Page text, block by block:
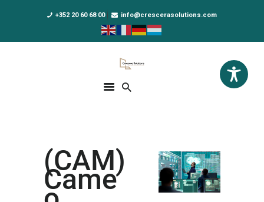
+352 20 60 68 00 info@crescerasolutions.com
Crescera Solutions
Solutions for your evolution
DPO AS A SERVICE
NOUS CONNAÎTRE
(CAM)
Came